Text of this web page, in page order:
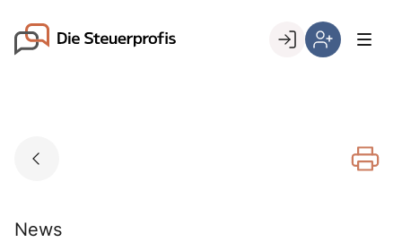
content
Go to landing page.
registrieren,
News